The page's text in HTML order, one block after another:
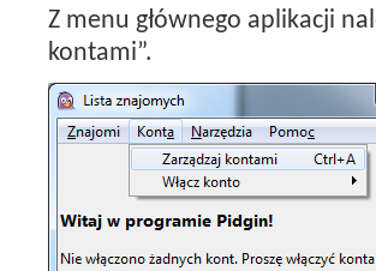
Z menu głównego aplikacji
kontami”.